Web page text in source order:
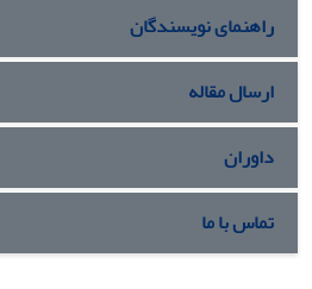
راهنمای نویسندگان
ارسال مقاله
داوران
تماس با ما